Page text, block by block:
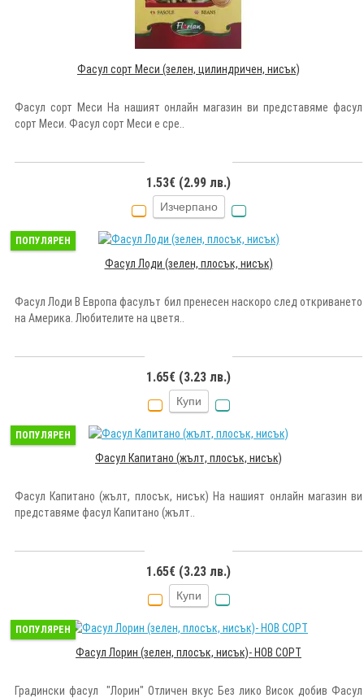
Фасул сорт Меси (зелен, цилиндричен, нисък)
Фасул сорт Меси На нашият онлайн магазин ви представяме фасул
сорт Меси. Фасул сорт Меси е сре..
1.53€ (2.99 лв.)
Изчерпано
ПОПУЛЯРЕН
Фасул Лоди (зелен, плосък, нисък)
Фасул Лоди В Европа фасулът бил пренесен наскоро след откриването
на Америка. Любителите на цветя..
1.65€ (3.23 лв.)
Купи
ПОПУЛЯРЕН
Фасул Капитано (жълт, плосък, нисък)
Фасул Капитано (жълт, плосък, нисък) На нашият онлайн магазин ви
представяме фасул Капитано (жълт..
1.65€ (3.23 лв.)
Купи
ПОПУЛЯРЕН
Фасул Лорин (зелен, плосък, нисък)- НОВ СОРТ
Градински фасул "Лорин" Отличен вкус Без лико Висок добив Фасул